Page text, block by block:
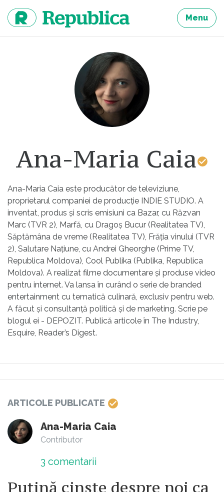
continut
Menu
Ana-Maria Caia
Ana-Maria Caia este producător de televiziune,
proprietarul companiei de producţie INDIE STUDIO. A
inventat, produs şi scris emisiuni ca Bazar, cu Răzvan
Marc (TVR 2), Marfă, cu Dragoş Bucur (Realitatea TV),
Săptămâna de vreme (Realitatea TV), Frăţia vinului (TVR
2), Salutare Naţiune, cu Andrei Gheorghe (Prime TV,
Republica Moldova), Cool Publika (Publika, Republica
Moldova). A realizat filme documentare şi produse video
pentru internet. Va lansa în curând o serie de branded
entertainment cu tematică culinară, exclusiv pentru web.
A făcut şi consultanţă politică şi de marketing. Scrie pe
blogul ei - DEPOZIT. Publică articole în The Industry,
Esquire, Reader’s Digest.
ARTICOLE PUBLICATE
Ana-Maria Caia
Contributor
3 comentarii
Puțină cinste despre noi ca